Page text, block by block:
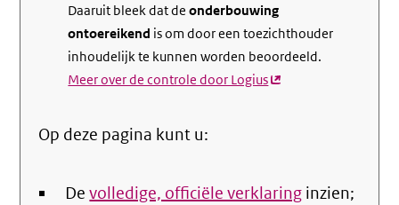
Daaruit bleek dat deonderbouwing
ontoereikend is om door een toezichthouder
inhoudelijk te kunnen worden beoordeeld.
Meer over de controle door Logius(externe
Op deze pagina kunt u:
Devolledige, officiële verklaring inzien;